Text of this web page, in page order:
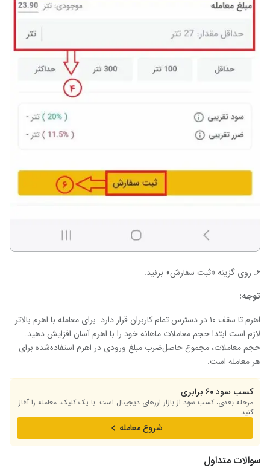
۶. روی گزینه «ثبت سفارش» بزنید.
توجه:
اهرم تا سقف ۱۰ در دسترس تمام کاربران قرار دارد. برای معامله با اهرم‌ بالاتر
لازم است ابتدا حجم معاملات ماهانه خود را با اهرم آسان افزایش دهید.
حجم معاملات، مجموع حاصل‌ضرب مبلغ ورودی در اهرم استفاده‌شده برای
هر معامله است.
کسب سود ۶۰ برابری
مرحله بعدی، کسب سود از بازار ارزهای دیجیتال است. با یک کلیک، معامله را آغاز
کنید.
شروع معامله
سوالات متداول